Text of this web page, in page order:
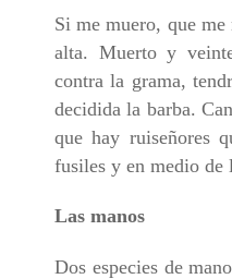
Si me muero, que
alta. Muerto y
contra la grama,
decidida la barba.
que hay ruiseñores
fusiles y en medio de
Las manos
Dos especies de